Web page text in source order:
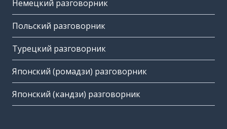
Немецкий разговорник
Польский разговорник
Турецкий разговорник
Японский (ромадзи) разговорник
Японский (кандзи) разговорник